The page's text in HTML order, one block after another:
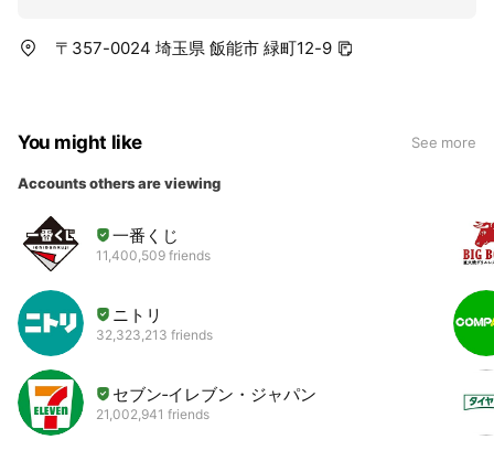
〒357-0024 埼玉県 飯能市 緑町12-9
You might like See more
Accounts others are viewing
一番くじ
11,400,509 friends
ニトリ
32,323,213 friends
セブン‐イレブン・ジャパン
21,002,941 friends